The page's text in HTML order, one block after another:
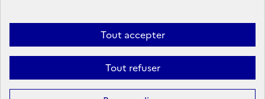
Tout accepter
Tout refuser
Mentions légales
conforme
Politique d’utilisation des témoins de connexion
Sauf mention contraire, tous les contenus de ce site sont sous